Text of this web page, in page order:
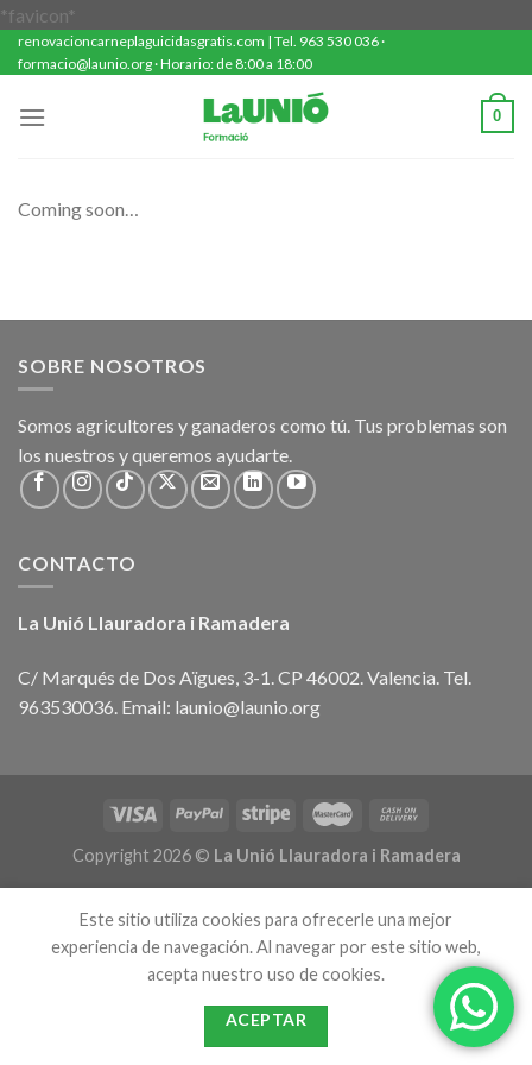
*favicon*
al
contenido
renovacioncarneplaguicidasgratis.com | Tel. 963 530 036 ·
formacio@launio.org · Horario: de 8:00 a 18:00
0
Coming soon…
SOBRE NOSOTROS
Somos agricultores y ganaderos como tú. Tus problemas son
los nuestros y queremos ayudarte.
CONTACTO
La Unió Llauradora i Ramadera
C/ Marqués de Dos Aïgues, 3-1. CP 46002. Valencia. Tel.
963530036. Email: launio@launio.org
Copyright 2026 © La Unió Llauradora i Ramadera
Este sitio utiliza cookies para ofrecerle una mejor
experiencia de navegación. Al navegar por este sitio web,
acepta nuestro uso de cookies.
ACEPTAR